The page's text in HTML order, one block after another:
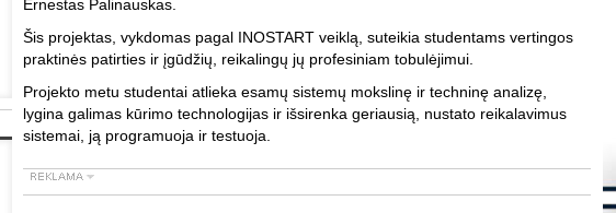
Ernestas Palinauskas.
Šis projektas, vykdomas pagal INOSTART veiklą, suteikia studentams vertingos
praktinės patirties ir įgūdžių, reikalingų jų profesiniam tobulėjimui.
Projekto metu studentai atlieka esamų sistemų mokslinę ir techninę analizę,
lygina galimas kūrimo technologijas ir išsirenka geriausią, nustato reikalavimus
sistemai, ją programuoja ir testuoja.